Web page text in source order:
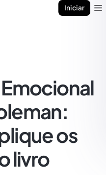
Iniciar
os
livro